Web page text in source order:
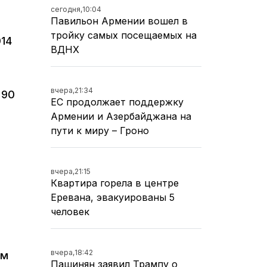
сегодня,10:04
Павильон Армении вошел в
тройку самых посещаемых на
ВДНХ
вчера,21:34
ЕС продолжает поддержку
Армении и Азербайджана на
пути к миру – Гроно
вчера,21:15
Квартира горела в центре
Еревана, эвакуированы 5
человек
вчера,18:42
Пашинян заявил Трампу о